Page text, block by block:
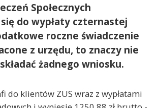
Społecznych
do wypłaty czternastej
roczne świadczenie
z urzędu, to znaczy nie
żadnego wniosku.
do klientów ZUS wraz z wypłatami